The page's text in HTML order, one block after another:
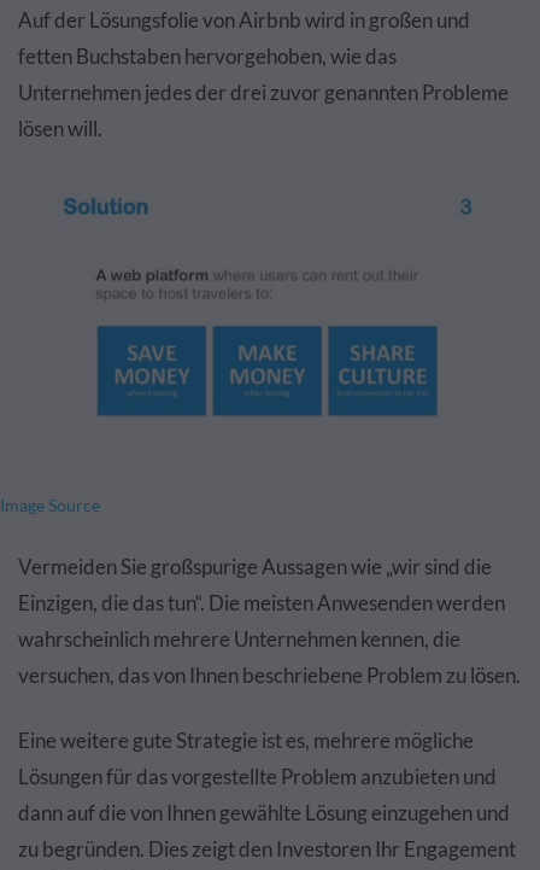
Auf der Lösungsfolie von Airbnb wird in großen und
fetten Buchstaben hervorgehoben, wie das
Unternehmen jedes der drei zuvor genannten Probleme
lösen will.
Image Source
Vermeiden Sie großspurige Aussagen wie „wir sind die
Einzigen, die das tun“. Die meisten Anwesenden werden
wahrscheinlich mehrere Unternehmen kennen, die
versuchen, das von Ihnen beschriebene Problem zu lösen.
Eine weitere gute Strategie ist es, mehrere mögliche
Lösungen für das vorgestellte Problem anzubieten und
dann auf die von Ihnen gewählte Lösung einzugehen und
zu begründen. Dies zeigt den Investoren Ihr Engagement